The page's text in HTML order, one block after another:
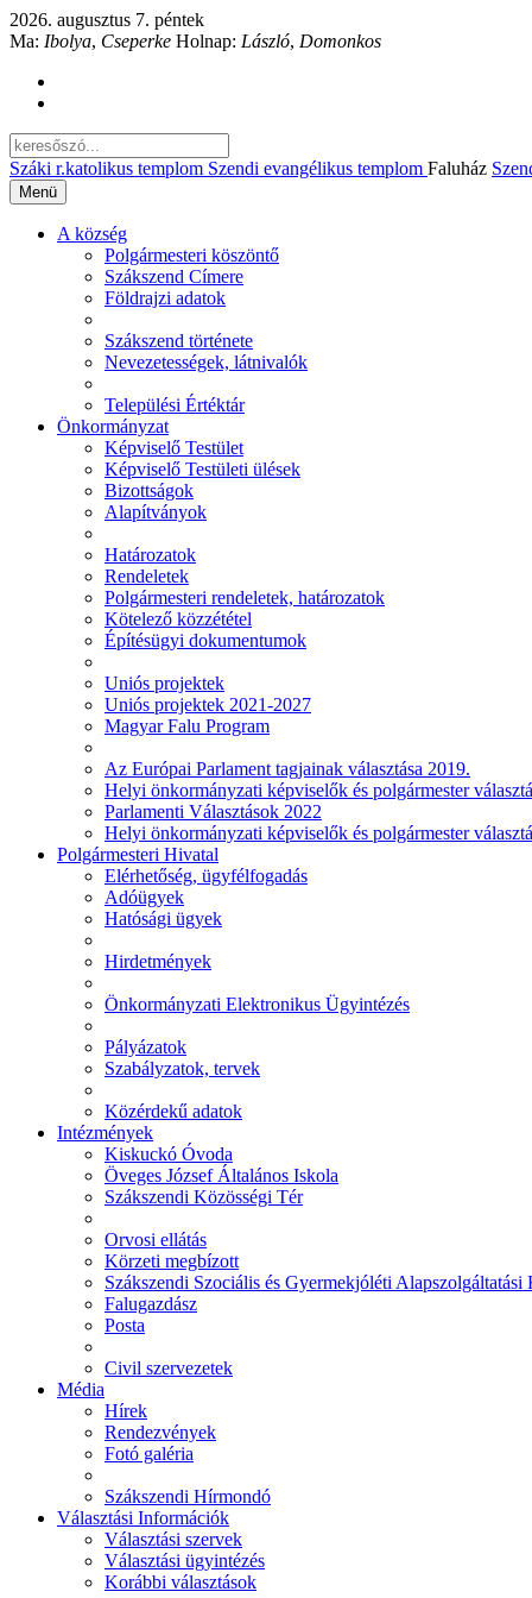
2026. augusztus 7. péntek
Ma: Ibolya, Cseperke Holnap: László, Domonkos
Száki r.katolikus templom Szendi evangélikus templom Faluház
Menü
A község
Polgármesteri köszöntő
Szákszend Címere
Földrajzi adatok
Szákszend története
Nevezetességek, látnivalók
Települési Értéktár
Önkormányzat
Képviselő Testület
Képviselő Testületi ülések
Bizottságok
Alapítványok
Határozatok
Rendeletek
Polgármesteri rendeletek, határozatok
Kötelező közzététel
Építésügyi dokumentumok
Uniós projektek
Uniós projektek 2021-2027
Magyar Falu Program
Az Európai Parlament tagjainak választása 2019.
Helyi önkormányzati képviselők és polgármester
Parlamenti Választások 2022
Helyi önkormányzati képviselők és polgármester
Polgármesteri Hivatal
Elérhetőség, ügyfélfogadás
Adóügyek
Hatósági ügyek
Hirdetmények
Önkormányzati Elektronikus Ügyintézés
Pályázatok
Szabályzatok, tervek
Közérdekű adatok
Intézmények
Kiskuckó Óvoda
Öveges József Általános Iskola
Szákszendi Közösségi Tér
Orvosi ellátás
Körzeti megbízott
Szákszendi Szociális és Gyermekjóléti Alapszolgáltatási
Falugazdász
Posta
Civil szervezetek
Média
Hírek
Rendezvények
Fotó galéria
Szákszendi Hírmondó
Választási Információk
Választási szervek
Választási ügyintézés
Korábbi választások